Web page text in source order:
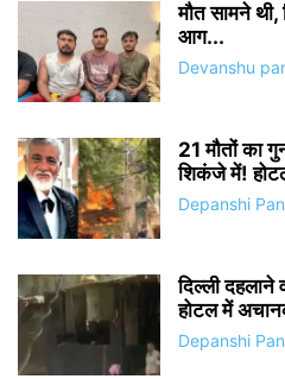
मौत सामने थी,
आग...
Devanshu
21 मौतों का
शिकंजे में!
Depanshi
दिल्ली दहलाने
होटल में
Depanshi